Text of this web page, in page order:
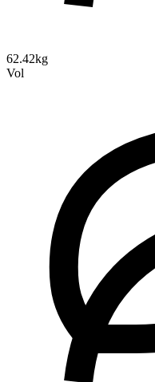
62.42kg
Vol